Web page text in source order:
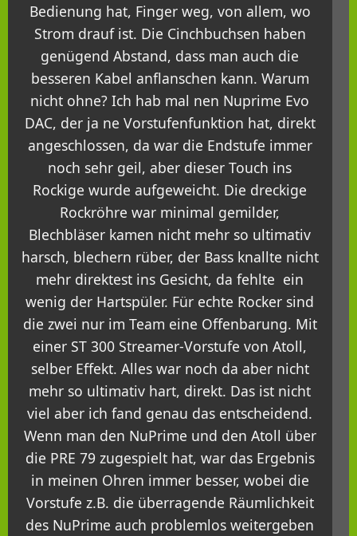
Bedienung hat, Finger weg, von allem, wo
Strom drauf ist. Die Cinchbuchsen haben
genügend Abstand, dass man auch die
besseren Kabel anflanschen kann. Warum
nicht ohne? Ich hab mal nen Nuprime Evo
DAC, der ja ne Vorstufenfunktion hat, direkt
angeschlossen, da war die Endstufe immer
noch sehr geil, aber dieser Touch ins
Rockige wurde aufgeweicht. Die dreckige
Rockröhre war minimal gemilder,
Blechbläser kamen nicht mehr so ultimativ
harsch, blechern rüber, der Bass knallte nicht
mehr direktest ins Gesicht, da fehlte ein
wenig der Hartspüler. Für echte Rocker sind
die zwei nur im Team eine Offenbarung. Mit
einer ST 300 Streamer-Vorstufe von Atoll,
selber Effekt. Alles war noch da aber nicht
mehr so ultimativ hart, direkt. Das ist nicht
viel aber ich fand genau das entscheidend.
Wenn man den NuPrime und den Atoll über
die PRE 79 zugespielt hat, war das Ergebnis
in meinen Ohren immer besser, wobei die
Vorstufe z.B. die überragende Räumlichkeit
des NuPrime auch problemlos weitergeben